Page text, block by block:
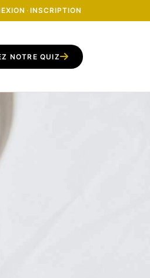
· INSCRIPTION
NOTRE QUIZ